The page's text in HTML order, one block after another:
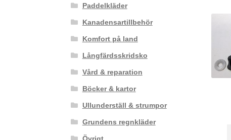
Paddelkläder
Kanadensartillbehör
Komfort på land
Långfärdsskridsko
Vård & reparation
Böcker & kartor
Ullunderställ & strumpor
Grundens regnkläder